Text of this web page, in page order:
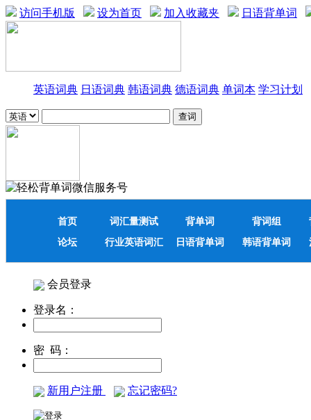
访问手机版 设为首页 加入收藏夹 日语背单词
英语词典 日语词典 韩语词典 德语词典 单词本 学习计划
首页 词汇量测试 背单词 背词组
论坛
行业英语词汇 日语背单词 韩语背单词
会员登录
登录名：
密 码：
新用户注册 忘记密码?